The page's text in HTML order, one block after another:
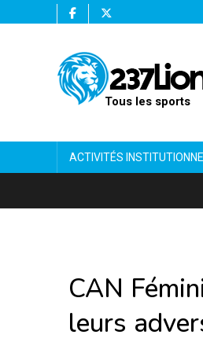
Tous les sports
ACTIVITÉS
CAN
leurs